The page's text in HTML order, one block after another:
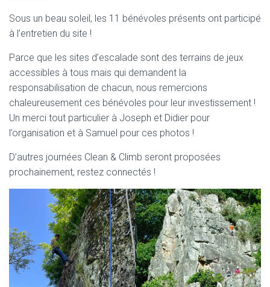
Sous un beau soleil, les 11 bénévoles présents ont participé
à l’entretien du site !
Parce que les sites d’escalade sont des terrains de jeux
accessibles à tous mais qui demandent la
responsabilisation de chacun, nous remercions
chaleureusement ces bénévoles pour leur investissement !
Un merci tout particulier à Joseph et Didier pour
l’organisation et à Samuel pour ces photos !
D’autres journées Clean & Climb seront proposées
prochainement, restez connectés !